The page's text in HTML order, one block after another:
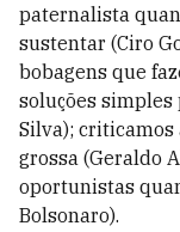
paternalista
sustentar (Ciro
bobagens que
soluções
Silva); criticamos
grossa (Geraldo
oportunistas
Bolsonaro).